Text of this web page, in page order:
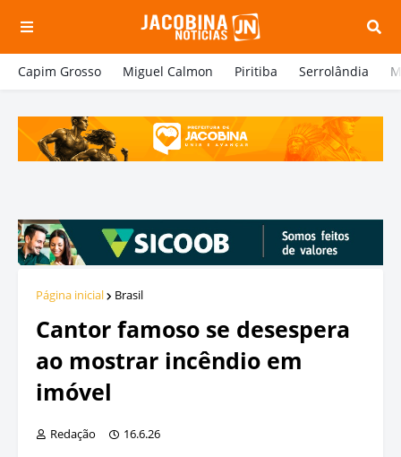
Capim Grosso Miguel Calmon Piritiba Serrolândia
Página inicial Brasil
Cantor famoso se desespera
ao mostrar incêndio em
imóvel
Redação 16.6.26